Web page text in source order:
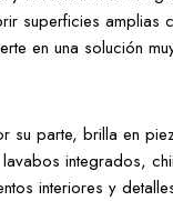
superficies amplias
en una solución
su parte, brilla en
integrados,
interiores y